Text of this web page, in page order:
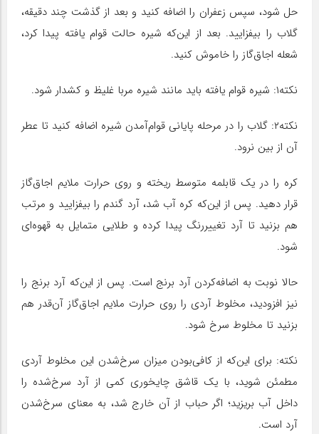
حل شود، سپس زعفران را اضافه کنید و بعد از گذشت چند دقیقه،
گلاب را بیفزایید. بعد از این‌که شیره حالت قوام یافته پیدا کرد،
شعله اجاق‌گاز را خاموش کنید.
نکته۱: شیره قوام یافته باید مانند شیره مربا غلیظ و کشدار شود.
نکته۲: گلاب را در مرحله پایانی قوام‌آمدن شیره اضافه کنید تا عطر
آن از بین نرود.
کره را در یک قابلمه متوسط ریخته و روی حرارت ملایم اجاق‌گاز
قرار دهید. پس از این‌که کره آب شد، آرد گندم را بیفزایید و مرتب
هم بزنید تا آرد تغییررنگ پیدا کرده و طلایی متمایل به قهوه‌ای
شود.
حالا نوبت به اضافه‌کردن آرد برنج است. پس از این‌که آرد برنج را
نیز افزودید، مخلوط آردی را روی حرارت ملایم اجاق‌گاز آن‌قدر هم
بزنید تا مخلوط سرخ شود.
نکته: برای این‌که از کافی‌بودن میزان سرخ‌شدن این مخلوط آردی
مطمئن شوید، با یک قاشق چایخوری کمی از آرد سرخ‌شده را
داخل آب بریزید؛ اگر حباب از آن خارج شد، به معنای سرخ‌شدن
آرد است.